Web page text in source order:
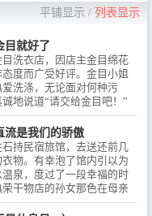
ート放送あり / dアニメス
て先行配信決定！dアニメ
分～ / 他、各種配信サ
でも順次配信予定 / ※放
日時は変更となる場合
ます。■スタッフ / 原
とりみつる（掲載「ヤ
ガン」 スクウェア・エ
刊）監督：大西健太
トノボル）シリーズ構
：待田堂子 / キャラクタ
ン：戸沢 東 / 音響監
希美 / 音響制作：ビット
プロモーション / 音楽：
平铺显示 / 列表显示
目就好了
洗衣店，因店主金目绵花
度而广受好评。金目小姐
洗涤，无论面对何种污
地说道“请交给金目吧！”
在这时，替母亲来送洗衣
，就连他脚上的皮鞋也被
上了……
流是我们的骄傲
持民宿旅馆，去送还前几
物。有幸泡了馆内引以为
泉，度过了一段幸福的时
干物店的孙女那色在母亲
里，原来是她在衣服上乱